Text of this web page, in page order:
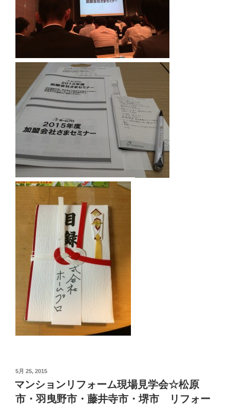
投
日:
5月 25, 2015
マンションリフォーム現場見学会☆松原
市・羽曳野市・藤井寺市・堺市 リフォー